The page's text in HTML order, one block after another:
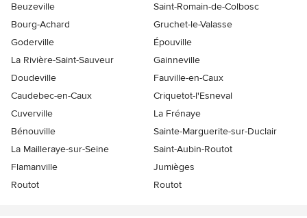
Beuzeville
Saint-Romain-de-Colbosc
Bourg-Achard
Gruchet-le-Valasse
Goderville
Épouville
La Rivière-Saint-Sauveur
Gainneville
Doudeville
Fauville-en-Caux
Caudebec-en-Caux
Criquetot-l'Esneval
Cuverville
La Frénaye
Bénouville
Sainte-Marguerite-sur-Duclair
La Mailleraye-sur-Seine
Saint-Aubin-Routot
Flamanville
Jumièges
Routot
Routot